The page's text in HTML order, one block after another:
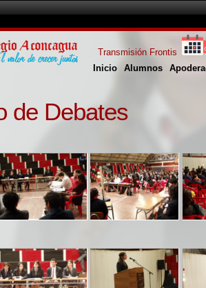
Inicio Alumnos
Transmisión Frontis
de Debates